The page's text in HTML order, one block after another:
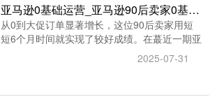
亚马逊0基础运营_亚马逊90后卖家0基础起步仅用6个月就大促爆单逆袭
从0到大促订单显著增长，这位90后卖家用短
短6个月时间就实现了较好成绩。在蕞近一期亚
马逊试听课中,我们收到很多卖家关于Prime会
员日实战的提问。作为亚马逊运营,智赢君将结
路。
2025-07-31